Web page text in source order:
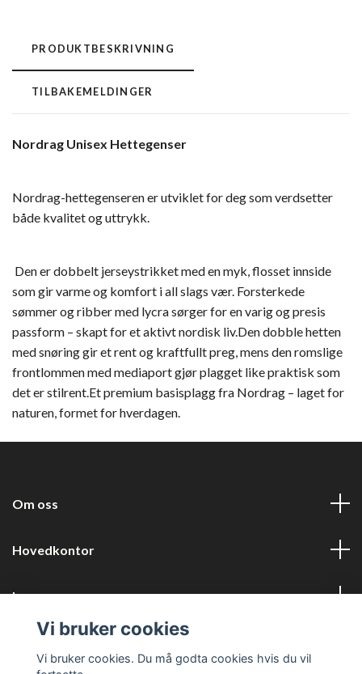
PRODUKTBESKRIVNING
TILBAKEMELDINGER
Nordrag Unisex Hettegenser
Nordrag-hettegenseren er utviklet for deg som verdsetter
både kvalitet og uttrykk.
Den er dobbelt jerseystrikket med en myk, flosset innside
som gir varme og komfort i all slags vær. Forsterkede
sømmer og ribber med lycra sørger for en varig og presis
passform – skapt for et aktivt nordisk liv.Den dobble hetten
med snøring gir et rent og kraftfullt preg, mens den romslige
frontlommen med mediaport gjør plagget like praktisk som
det er stilrent.Et premium basisplagg fra Nordrag – laget for
naturen, formet for hverdagen.
Om oss
Hovedkontor
Les mer
Vi bruker cookies
Vi bruker cookies. Du må godta cookies hvis du vil